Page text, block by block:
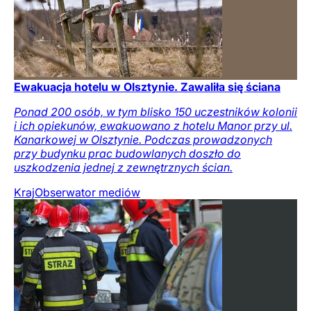
Ewakuacja hotelu w Olsztynie. Zawaliła się ściana
Ponad 200 osób, w tym blisko 150 uczestników kolonii
i ich opiekunów, ewakuowano z hotelu Manor przy ul.
Kanarkowej w Olsztynie. Podczas prowadzonych
przy budynku prac budowlanych doszło do
uszkodzenia jednej z zewnętrznych ścian.
KrajObserwator mediów